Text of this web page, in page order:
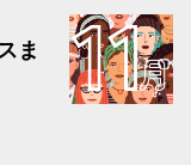
ま